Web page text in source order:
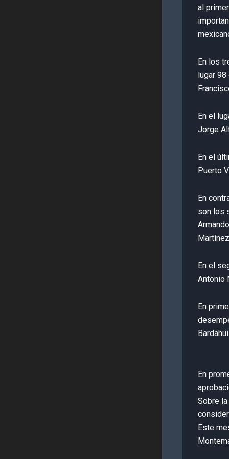
al
En los
lugar 98
En el
Jorge
En el
Puerto
En
son los
Armando
En el
Antonio
En
En
Sobre
Este